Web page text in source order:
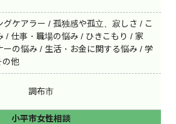
グケアラー / 孤独感や孤立、寂しさ / こ
/ 仕事・職場の悩み / ひきこもり / 家
ーの悩み / 生活・お金に関する悩み / 学
の他
調布市
小平市女性相談